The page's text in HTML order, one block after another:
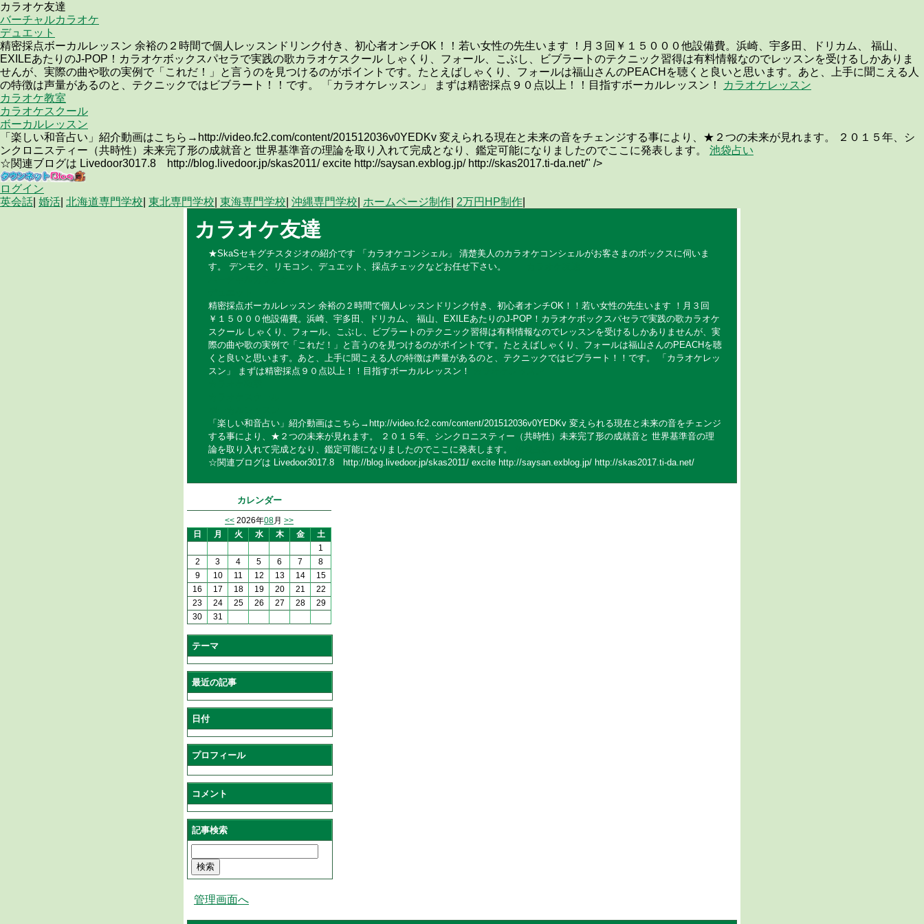
カラオケ友達
バーチャルカラオケ
デュエット
精密採点ボーカルレッスン 余裕の２時間で個人レッスンドリンク付き、初心者オンチOK！！若い女性の先生います ！月３回￥１５０００他設備費。浜崎、宇多田、ドリカム、 福山、
EXILEあたりのJ-POP！カラオケボックスパセラで実践の歌カラオケスクール しゃくり、フォール、こぶし、ビブラートのテクニック習得は有料情報なのでレッスンを受けるしかありま
せんが、実際の曲や歌の実例で「これだ！」と言うのを見つけるのがポイントです。たとえばしゃくり、フォールは福山さんのPEACHを聴くと良いと思います。あと、上手に聞こえる人
の特徴は声量があるのと、テクニックではビブラート！！です。 「カラオケレッスン」 まずは精密採点９０点以上！！目指すボーカルレッスン！
カラオケレッスン
カラオケ教室
カラオケスクール
ボーカルレッスン
「楽しい和音占い」紹介動画はこちら→http://video.fc2.com/content/201512036v0YEDKv 変えられる現在と未来の音をチェンジする事により、★２つの未来が見れます。 ２０１５年、シ
ンクロニスティー（共時性）未来完了形の成就音と 世界基準音の理論を取り入れて完成となり、鑑定可能になりましたのでここに発表します。 池袋占い
☆関連ブログは Livedoor3017.8 http://blog.livedoor.jp/skas2011/ excite http://saysan.exblog.jp/ http://skas2017.ti-da.net/" />
ログイン
英会話 婚活 北海道専門学校 東北専門学校 東海専門学校 沖縄専門学校 ホームページ制作 2万円HP制作
カラオケ友達
★SkaSセキグチスタジオの紹介です 「カラオケコンシェル」 清楚美人のカラオケコンシェルがお客さまのボックスに伺いま
す。 デンモク、リモコン、デュエット、採点チェックなどお任せ下さい。
精密採点ボーカルレッスン 余裕の２時間で個人レッスンドリンク付き、初心者オンチOK！！若い女性の先生います ！月３回
￥１５０００他設備費。浜崎、宇多田、ドリカム、 福山、EXILEあたりのJ-POP！カラオケボックスパセラで実践の歌カラオケ
スクール しゃくり、フォール、こぶし、ビブラートのテクニック習得は有料情報なのでレッスンを受けるしかありませんが、実
際の曲や歌の実例で「これだ！」と言うのを見つけるのがポイントです。たとえばしゃくり、フォールは福山さんのPEACHを聴
くと良いと思います。あと、上手に聞こえる人の特徴は声量があるのと、テクニックではビブラート！！です。 「カラオケレッ
スン」 まずは精密採点９０点以上！！目指すボーカルレッスン！
「楽しい和音占い」紹介動画はこちら→http://video.fc2.com/content/201512036v0YEDKv 変えられる現在と未来の音をチェンジ
する事により、★２つの未来が見れます。 ２０１５年、シンクロニスティー（共時性）未来完了形の成就音と 世界基準音の理
論を取り入れて完成となり、鑑定可能になりましたのでここに発表します。
☆関連ブログは Livedoor3017.8 http://blog.livedoor.jp/skas2011/ excite http://saysan.exblog.jp/ http://skas2017.ti-da.net/
カレンダー
<< 2026年08月 >>
日
月 火 水 木 金
土
1
2
3 4 5 6 7
8
9
10 11 12 13 14
15
16
17 18 19 20 21
22
23
24 25 26 27 28
29
30
31
テーマ
最近の記事
日付
プロフィール
コメント
記事検索
管理画面へ